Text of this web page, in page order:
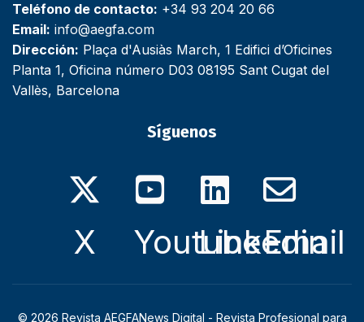
Teléfono de contacto: +34 93 204 20 66
Email: info@aegfa.com
Dirección: Plaça d'Ausiàs March, 1 Edifici d’Oficines
Planta 1, Oficina número D03 08195 Sant Cugat del
Vallès, Barcelona
Síguenos
X YoutubeLinkedin
Email
© 2026 Revista AEGFANews Digital - Revista Profesional para